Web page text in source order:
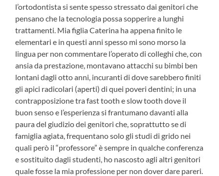
l’ortodontista si sente spesso stressato dai genitori che
pensano che la tecnologia possa sopperire a lunghi
trattamenti. Mia figlia Caterina ha appena finito le
elementari e in questi anni spesso mi sono morso la
lingua per non commentare l’operato di colleghi che, con
ansia da prestazione, montavano attacchi su bimbi ben
lontani dagli otto anni, incuranti di dove sarebbero finiti
gli apici radicolari (aperti) di quei poveri dentini; in una
contrapposizione tra fast tooth e slow tooth dove il
buon senso e l’esperienza si frantumano davanti alla
paura del giudizio dei genitori che, soprattutto se di
famiglia agiata, frequentano solo gli studi di grido nei
quali però il “professore” è sempre in qualche conferenza
e sostituito dagli studenti, ho nascosto agli altri genitori
quale fosse la mia professione per non dover dare pareri.